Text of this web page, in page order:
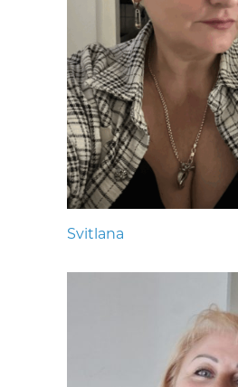
Svitlana